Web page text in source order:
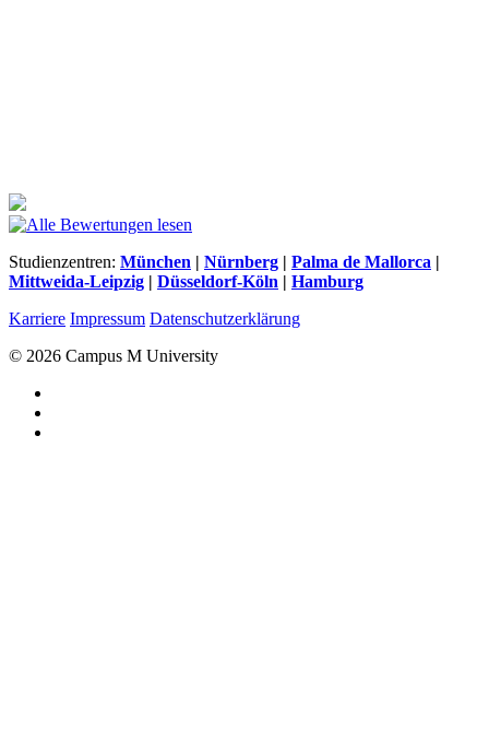
Studienzentren: München | Nürnberg | Palma de Mallorca |
Mittweida-Leipzig | Düsseldorf-Köln | Hamburg
Karriere Impressum Datenschutzerklärung
© 2026 Campus M University